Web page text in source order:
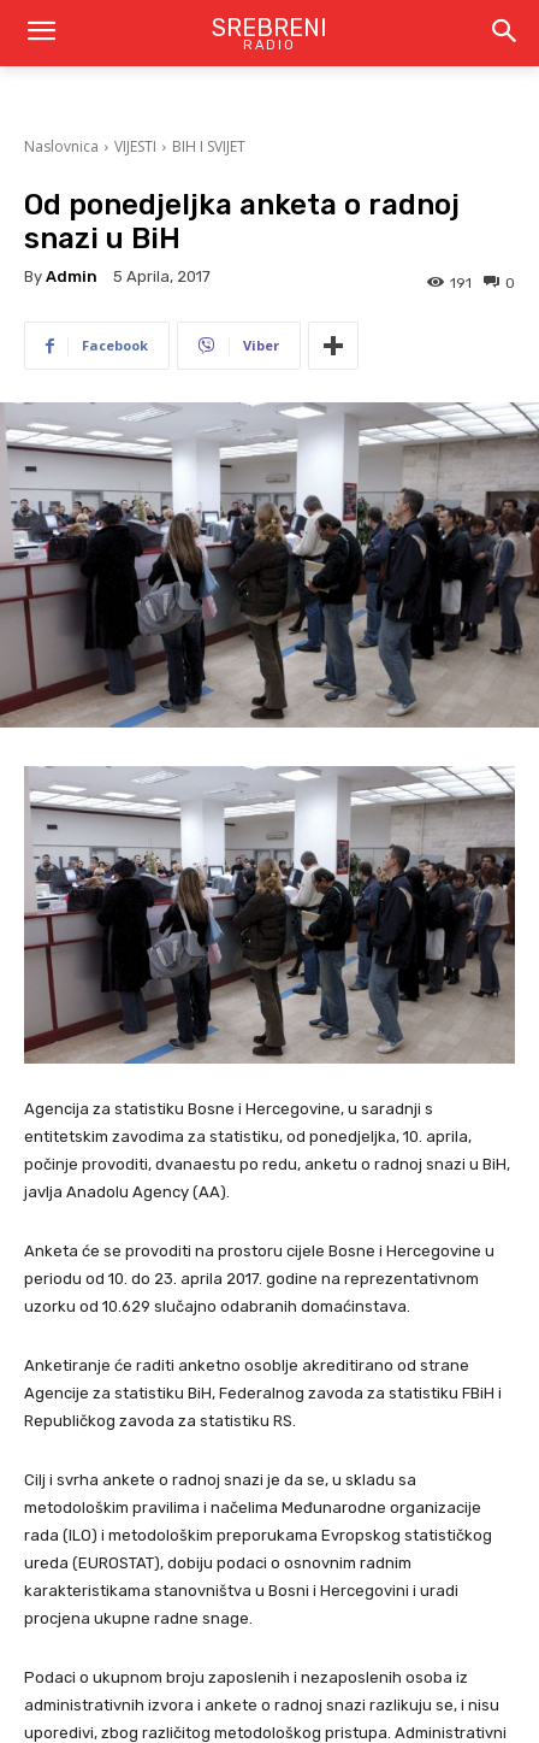
SREBRENI
RADIO
Naslovnica VIJESTI BIH I SVIJET
Od ponedjeljka anketa o radnoj
snazi u BiH
By Admin 5 Aprila, 2017 0
191
Facebook Viber
Agencija za statistiku Bosne i Hercegovine, u saradnji s
entitetskim zavodima za statistiku, od ponedjeljka, 10. aprila,
počinje provoditi, dvanaestu po redu, anketu o radnoj snazi u BiH,
javlja Anadolu Agency (AA).
Anketa će se provoditi na prostoru cijele Bosne i Hercegovine u
periodu od 10. do 23. aprila 2017. godine na reprezentativnom
uzorku od 10.629 slučajno odabranih domaćinstava.
Anketiranje će raditi anketno osoblje akreditirano od strane
Agencije za statistiku BiH, Federalnog zavoda za statistiku FBiH i
Republičkog zavoda za statistiku RS.
Cilj i svrha ankete o radnoj snazi je da se, u skladu sa
metodološkim pravilima i načelima Međunarodne organizacije
rada (ILO) i metodološkim preporukama Evropskog statističkog
ureda (EUROSTAT), dobiju podaci o osnovnim radnim
karakteristikama stanovništva u Bosni i Hercegovini i uradi
procjena ukupne radne snage.
Podaci o ukupnom broju zaposlenih i nezaposlenih osoba iz
administrativnih izvora i ankete o radnoj snazi razlikuju se, i nisu
uporedivi, zbog različitog metodološkog pristupa. Administrativni